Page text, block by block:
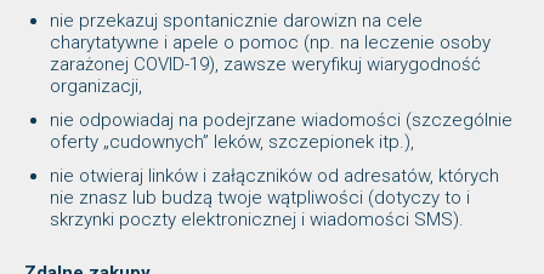
nie przekazuj spontanicznie darowizn na cele
charytatywne i apele o pomoc (np. na leczenie osoby
zarażonej COVID-19), zawsze weryfikuj wiarygodność
organizacji,
nie odpowiadaj na podejrzane wiadomości (szczególnie
oferty „cudownych” leków, szczepionek itp.),
nie otwieraj linków i załączników od adresatów, których
nie znasz lub budzą twoje wątpliwości (dotyczy to i
skrzynki poczty elektronicznej i wiadomości SMS).